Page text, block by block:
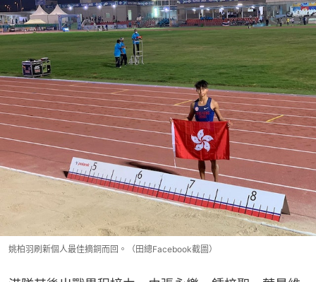
姚柏羽刷新個人最佳摘銅而回。（田總Facebook截圖）